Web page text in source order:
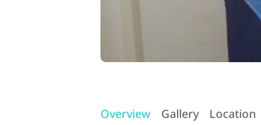
Overview Gallery Location